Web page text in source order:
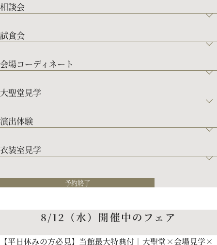
相談会
試食会
会場コーディネート
大聖堂見学
演出体験
衣装室見学
予約終了
8/12（水）開催中のフェア
【平日休みの方必見】当館最大特典付｜大聖堂×会場見学×